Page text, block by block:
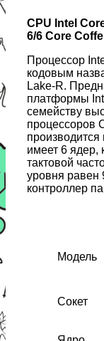
CPU Intel
6/6 Core
Процессор
кодовым
Lake-R.
платформы
семейству
процессоров
производится
имеет 6 ядер,
тактовой
уровня равен
контроллер
Модель
Сокет